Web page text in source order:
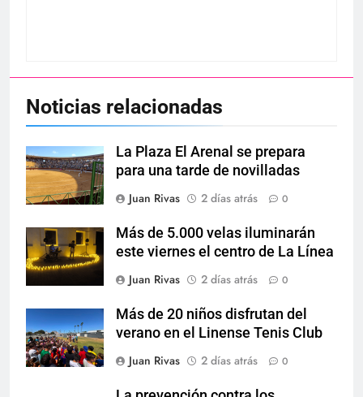
Noticias relacionadas
La Plaza El Arenal se prepara
para una tarde de novilladas
Juan Rivas
2 días atrás 0
Más de 5.000 velas iluminarán
este viernes el centro de La Línea
Juan Rivas
2 días atrás 0
Más de 20 niños disfrutan del
verano en el Linense Tenis Club
Juan Rivas
2 días atrás 0